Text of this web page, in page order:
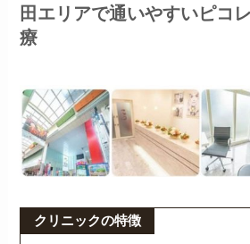
田エリアで通いやすいピコ
療
クリニックの特徴